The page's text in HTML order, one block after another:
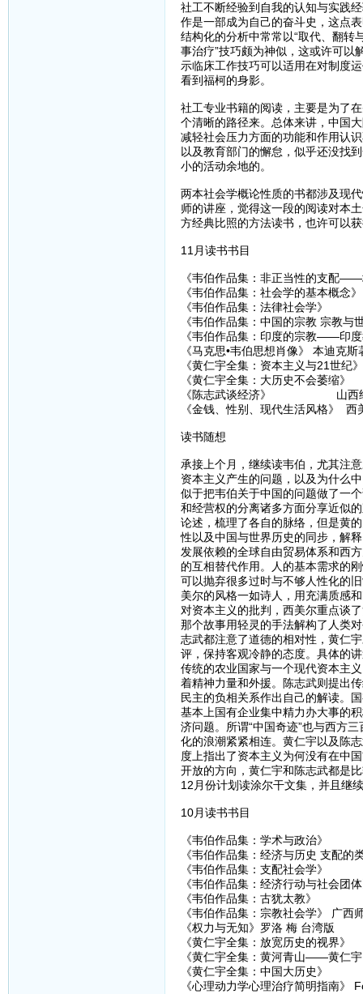
社工不断经验到自我的认知与实践
作是一部成为自己的奋斗史，这点
结构化的分析中常常以“取代、翻转
事治疗”技巧颇为神似，这或许可以
示临床工作技巧可以适用在对制度
看到福柯的身影。
社工专业书籍的阅读，主要是为了
个清晰的路径来。总体来讲，中国
减轻社会压力方面的功能和作用认
以及教育部门的懈怠，似乎还没找
小的活动余地的。
两本社会学概论性质的书都涉及现
师的讲座，觉得这一段的阅读对本
方经典比照的方法读书，也许可以
11月读书书目
《韦伯作品集：非正当性的支配
《韦伯作品集：社会学的基本概念》
《韦伯作品集：法律社会学》
《韦伯作品集：中国的宗教 宗教与
《韦伯作品集：印度的宗教——印
《马克思•韦伯思想肖像》 本迪克
《黄仁宇全集：资本主义与21世
《黄仁宇全集：大历史不会萎缩
《陈志武谈经济》 山西经
《金钱、性别、现代生活风格》
读书随想
承接上个月，继续读韦伯，尤其注
资本主义产生的问题，以及为什么
似于把韦伯关于中国的问题做了一
和经营权的分离诸多方面分享近似
论述，梳理了各自的脉络，但是黄
性以及中国与世界历史的同步，解
发展依赖的全球自由贸易体系和西
的互相替代作用。人的基本需求的
可以抛弃很多过时与不够人性化的
美尔的风格一如诗人，用充满质感
对资本主义的批判，西美尔重点谈
那个故事用轻灵的手法解构了人类
志武都注意了道德的相对性，黄仁
评，保持客观冷静的态度。具体的
传统的农业国家与一个现代资本主
着精神力量和外援。陈志武则提出
民主的负相关系作出自己的解读。
基本上国有企业集中精力办大事的
济问题。所谓“中国奇迹”也与西方
化的浪潮紧紧相连。黄仁宇以及陈
度上指出了资本主义为何没有在中
开放的方向，黄仁宇和陈志武都是
12月份计划读涂尔干文集，并且继
10月读书书目
《韦伯作品集：学术与政治》
《韦伯作品集：经济与历史 支配的
《韦伯作品集：支配社会学》
《韦伯作品集：经济行动与社会团
《韦伯作品集：古犹太教》
《韦伯作品集：宗教社会学》 广西
《权力与无知》罗洛 梅 台湾版
《黄仁宇全集：放宽历史的视界》
《黄仁宇全集：黄河青山——黄仁
《黄仁宇全集：中国大历史》
《心理动力学心理治疗简明指南